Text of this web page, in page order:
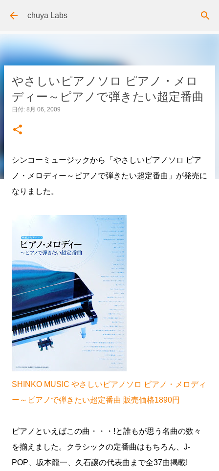
スキップしてメイン コンテンツに移動
chuya Labs
やさしいピアノソロ ピアノ・メロ
ディー～ピアノで弾きたい超定番曲
日付: 8月 06, 2009
シンコーミュージックから「やさしいピアノソロ ピア
ノ・メロディー～ピアノで弾きたい超定番曲」が発売に
なりました。
SHINKO MUSIC やさしいピアノソロ ピアノ・メロディ
ー～ピアノで弾きたい超定番曲 販売価格1890円
ピアノといえばこの曲・・・!と誰もが思う名曲の数々
を揃えました。クラシックの定番曲はもちろん、J-
POP、坂本龍一、久石譲の代表曲まで全37曲掲載!